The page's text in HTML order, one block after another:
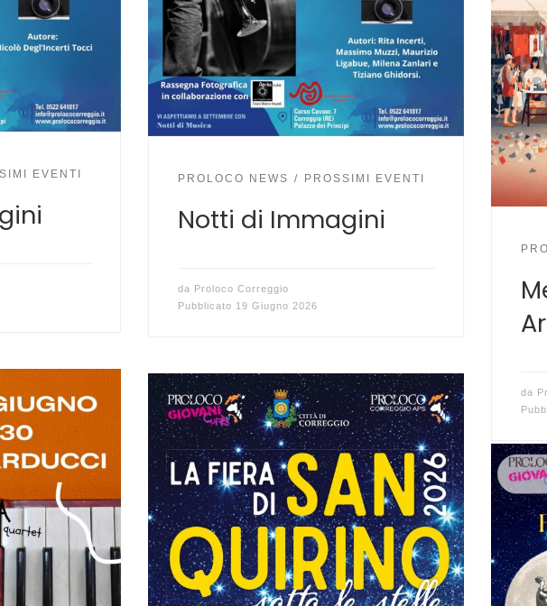
EVENTI PROLOCO NEWS PROSSIMI EVENTI
Notti di Immagini
da Proloco Correggio
Pubblicato 19 Giugno 2026
da